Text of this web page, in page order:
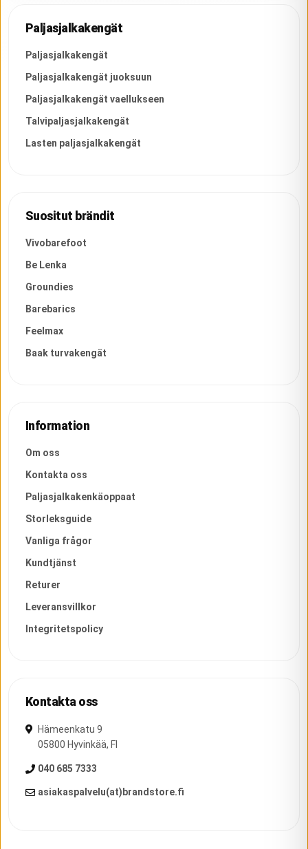
Paljasjalkakengät
Paljasjalkakengät
Paljasjalkakengät juoksuun
Paljasjalkakengät vaellukseen
Talvipaljasjalkakengät
Lasten paljasjalkakengät
Suositut brändit
Vivobarefoot
Be Lenka
Groundies
Barebarics
Feelmax
Baak turvakengät
Information
Om oss
Kontakta oss
Paljasjalkakenkäoppaat
Storleksguide
Vanliga frågor
Kundtjänst
Returer
Leveransvillkor
Integritetspolicy
Kontakta oss
Hämeenkatu 9
05800 Hyvinkää, FI
040 685 7333
asiakaspalvelu(at)brandstore.fi